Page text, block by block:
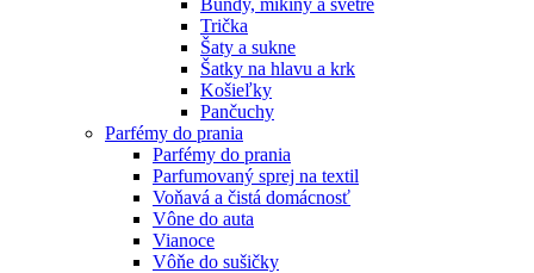
Bundy, mikiny a svetre
Trička
Šaty a sukne
Šatky na hlavu a krk
Košieľky
Pančuchy
Parfémy do prania
Parfémy do prania
Parfumovaný sprej na textil
Voňavá a čistá domácnosť
Vône do auta
Vianoce
Vôňe do sušičky